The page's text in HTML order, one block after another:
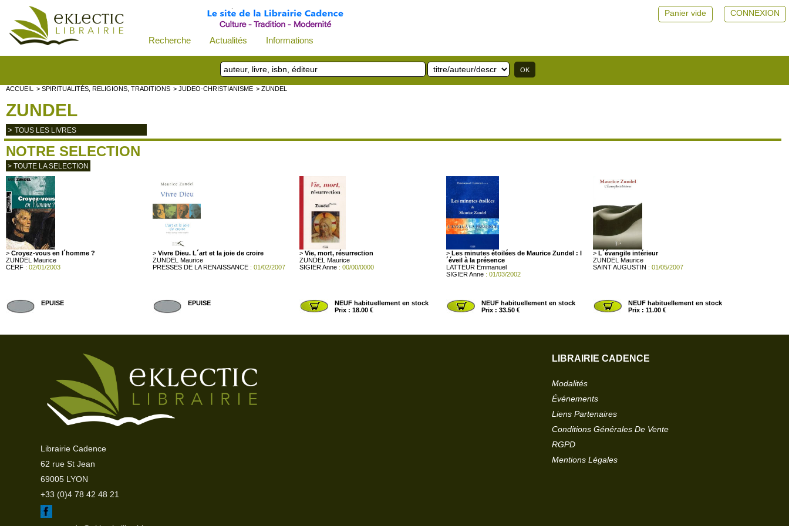
Recherche Actualités Informations
CONNEXION
Panier vide
ACCUEIL > SPIRITUALITÉS, RELIGIONS, TRADITIONS > JUDEO-CHRISTIANISME > ZUNDEL
ZUNDEL
> TOUS LES LIVRES
NOTRE SELECTION
> TOUTE LA SELECTION
> Croyez-vous en l´homme ?
ZUNDEL Maurice
CERF : 02/01/2003
EPUISE
> Vivre Dieu. L´art et la joie de croire
ZUNDEL Maurice
PRESSES DE LA RENAISSANCE : 01/02/2007
EPUISE
> Vie, mort, résurrection
ZUNDEL Maurice
SIGIER Anne : 00/00/0000
NEUF habituellement en stock
Prix : 18.00 €
> Les minutes étoilées de Maurice Zundel : l
´éveil à la présence
LATTEUR Emmanuel
SIGIER Anne : 01/03/2002
NEUF habituellement en stock
Prix : 33.50 €
> L´évangile intérieur
ZUNDEL Maurice
SAINT AUGUSTIN : 01/05/2007
NEUF habituellement en stock
Prix : 11.00 €
Librairie Cadence
62 rue St Jean
69005 LYON
+33 (0)4 78 42 48 21
LIBRAIRIE CADENCE
Modalités
Événements
Liens Partenaires
Conditions Générales De Vente
RGPD
Mentions Légales